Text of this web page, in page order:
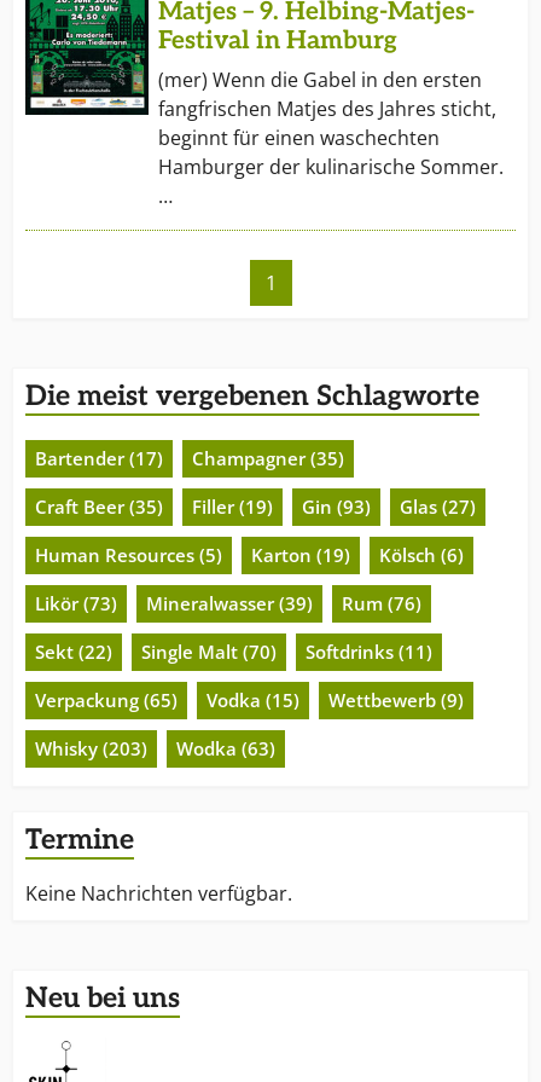
Matjes – 9. Helbing-Matjes-
Festival in Hamburg
(mer) Wenn die Gabel in den ersten
fangfrischen Matjes des Jahres sticht,
beginnt für einen waschechten
Hamburger der kulinarische Sommer.
…
1
Die meist vergebenen Schlagworte
Bartender (17)
Champagner (35)
Craft Beer (35)
Filler (19) Gin (93)
Glas (27)
Human Resources (5)
Karton (19)
Kölsch (6)
Likör (73)
Mineralwasser (39)
Rum (76)
Sekt (22)
Single Malt (70)
Softdrinks (11)
Verpackung (65)
Vodka (15)
Wettbewerb (9)
Whisky (203)
Wodka (63)
Termine
Keine Nachrichten verfügbar.
Neu bei uns